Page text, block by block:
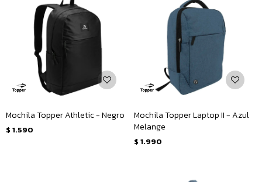
Mochila Topper Athletic - Negro
$ 1.590
Mochila Topper Laptop II - Azul
Melange
$ 1.990